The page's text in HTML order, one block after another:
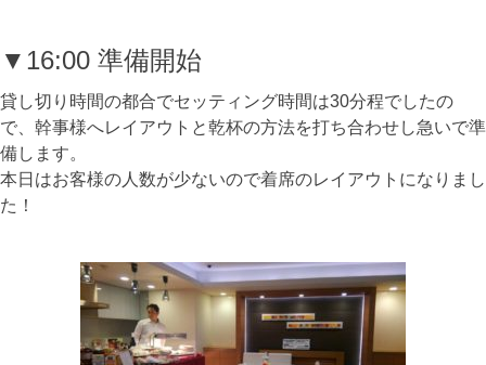
▼16:00 準備開始
貸し切り時間の都合でセッティング時間は30分程でしたの
で、幹事様へレイアウトと乾杯の方法を打ち合わせし急いで準
備します。
本日はお客様の人数が少ないので着席のレイアウトになりまし
た！